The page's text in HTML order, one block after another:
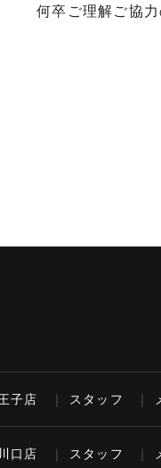
何卒ご理解ご協
子店 スタッフ
川口店 スタッフ